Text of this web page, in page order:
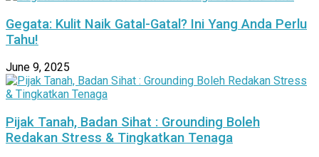
Gegata: Kulit Naik Gatal-Gatal? Ini Yang Anda Perlu
Tahu!
June 9, 2025
Pijak Tanah, Badan Sihat : Grounding Boleh
Redakan Stress & Tingkatkan Tenaga